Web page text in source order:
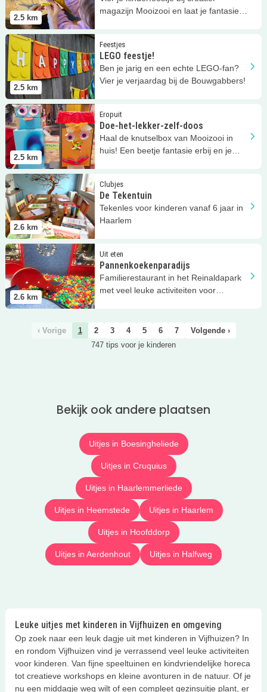
2.5 km
magazijn Mooizooi en laat je fantasie
2.5 km
Feestjes
LEGO feestje!
Ben je jarig en een echte LEGO-fan?
Vier je verjaardag bij de Bouwgabbers!
Lees meer LEGO feestje!
2.5 km
Eropuit
Doe-het-lekker-zelf-doos
Haal de knutselbox van Mooizooi in
huis! Een beetje fantasie erbij en je
Lees meer Doe-het-lekker-zelf-doos
2.6 km
Clubjes
De Tekentuin
Tekenles voor kinderen vanaf 6 jaar in
Haarlem
Lees meer De Tekentuin
2.6 km
Uit eten
Pannenkoekenparadijs
Familierestaurant in het Reinaldapark
met veel leuke activiteiten voor
Lees meer Pannenkoekenparadijs
‹ Vorige 1 2 3 4 5 6 7
Volgende ›
747 tips voor je kinderen
Bekijk ook andere plaatsen
Uitjes in Boesingheliede
Uitjes in Cruquius
Uitjes in Haarlemmerliede
Uitjes in Heemstede Uitjes in Haarlem
Uitjes in Hoofddorp
Uitjes in Aerdenhout Uitjes in Halfweg
Leuke uitjes met kinderen in Vijfhuizen en omgeving
Op zoek naar een leuk dagje uit met kinderen in Vijfhuizen? In
en rondom Vijfhuizen vind je verrassend veel leuke activiteiten
voor kinderen. Van fijne speeltuinen en kindvriendelijke horeca
tot creatieve workshops en kleine avonturen in de natuur. Of je
nu een middagje weg wilt of een compleet gezinsuitje plant, er